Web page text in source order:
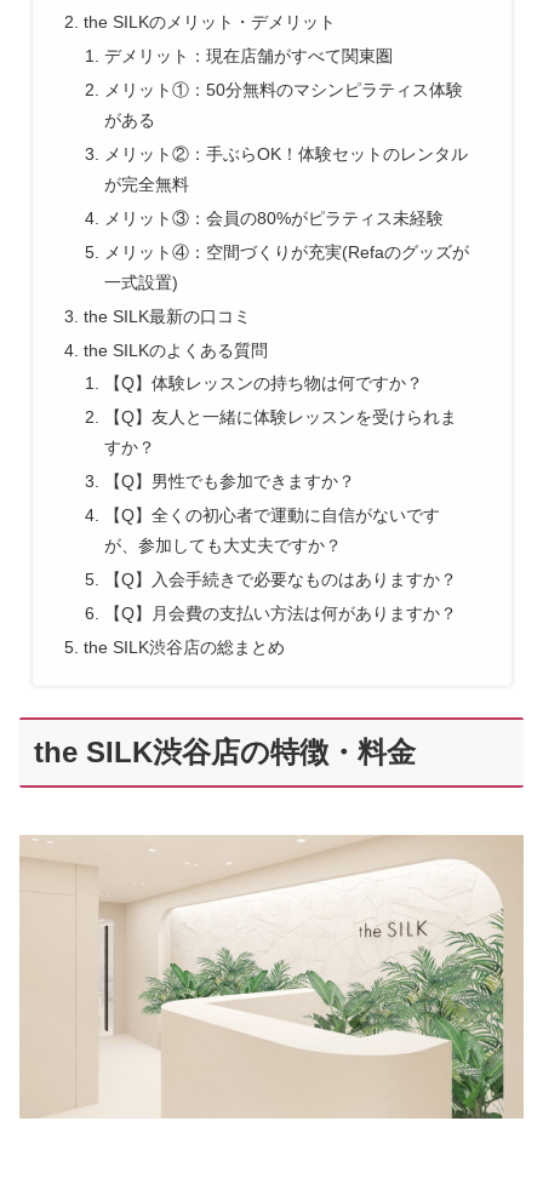
the SILKのメリット・デメリット
デメリット：現在店舗がすべて関東圏
メリット①：50分無料のマシンピラティス体験
がある
メリット②：手ぶらOK！体験セットのレンタル
が完全無料
メリット③：会員の80%がピラティス未経験
メリット④：空間づくりが充実(Refaのグッズが
一式設置)
the SILK最新の口コミ
the SILKのよくある質問
【Q】体験レッスンの持ち物は何ですか？
【Q】友人と一緒に体験レッスンを受けられま
すか？
【Q】男性でも参加できますか？
【Q】全くの初心者で運動に自信がないです
が、参加しても大丈夫ですか？
【Q】入会手続きで必要なものはありますか？
【Q】月会費の支払い方法は何がありますか？
the SILK渋谷店の総まとめ
the SILK渋谷店の特徴・料金